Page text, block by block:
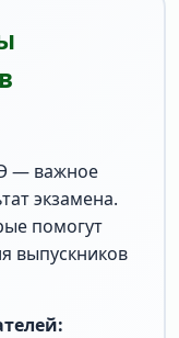
— важное
экзамена.
помогут
выпускников